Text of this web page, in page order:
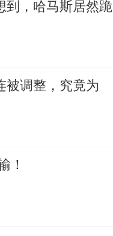
到，哈马斯居然跪
被调整，究竟为
！